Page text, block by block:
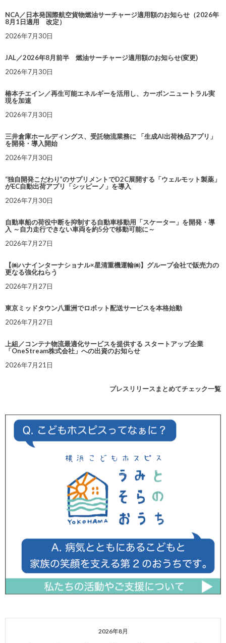
NCA／日本発国際航空貨物燃油サーチャージ適用額のお知らせ（2026年
8月1日適用 改定）
2026年7月30日
JAL／2026年8月前半 燃油サーチャージ適用額のお知らせ(変更)
2026年7月30日
椿本チエイン／再生可能エネルギーを活用し、カーボンニュートラル実
現を加速
2026年7月30日
三井倉庫ホールディングス、受託物流業務に 「生成AI出荷検品アプリ」
を開発・導入開始
2026年7月30日
“独自開発こだわり”のサプリメントでD2C展開する「ウェルモット製薬」
がEC自動出荷アプリ「シッピーノ」を導入
2026年7月30日
自動車船の荷役中断を抑制する自動車移動用「スケーター」を開発・導
入 ～自力走行できない車両を約5分で移動可能に～
2026年7月27日
【㈱ハナインターナショナル×星清重機運輸㈱】グループ会社で販売力の
更なる強化ねらう
2026年7月27日
東京ミッドタウン八重洲でロボット配送サービスを本格始動
2026年7月27日
上組／コンテナ物流最適化サービスを提供する スタートアップ企業
「OneStream株式会社」への出資のお知らせ
2026年7月21日
プレスリリースまとめてチェック一覧
2026年8月